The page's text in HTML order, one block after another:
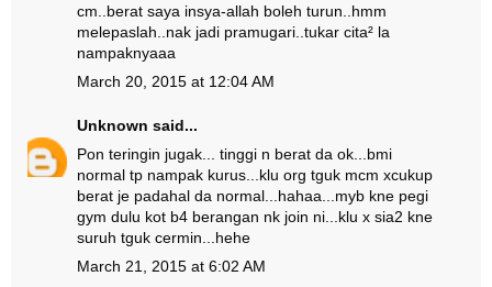
cm..berat saya insya-allah boleh turun..hmm
melepaslah..nak jadi pramugari..tukar cita² la
nampaknyaaa
March 20, 2015 at 12:04 AM
Unknown said...
Pon teringin jugak... tinggi n berat da ok...bmi
normal tp nampak kurus...klu org tguk mcm xcukup
berat je padahal da normal...hahaa...myb kne pegi
gym dulu kot b4 berangan nk join ni...klu x sia2 kne
suruh tguk cermin...hehe
March 21, 2015 at 6:02 AM